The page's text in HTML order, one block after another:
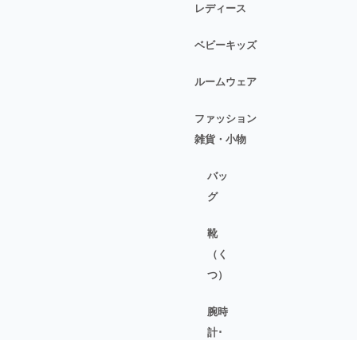
レディース
ベビーキッズ
ルームウェア
ファッション
雑貨・小物
バッ
グ
靴
（く
つ）
腕時
計･